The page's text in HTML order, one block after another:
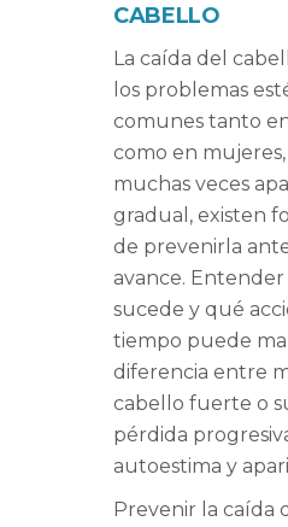
CABELLO
La caída del
los problemas
comunes tanto
como en
muchas veces
gradual, existen
de prevenirla
avance.
sucede y qué
tiempo puede
diferencia entre
cabello fuerte o
pérdida
autoestima y
Prevenir la caída